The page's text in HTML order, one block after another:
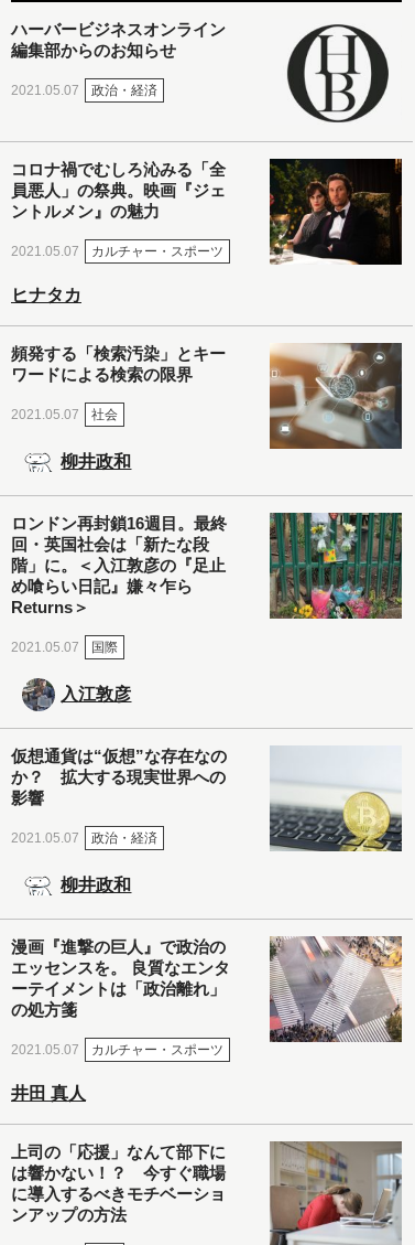
ハーバービジネスオンライン
編集部からのお知らせ
2021.05.07 政治・経済
コロナ禍でむしろ沁みる「全
員悪人」の祭典。映画『ジェ
ントルメン』の魅力
2021.05.07 カルチャー・スポーツ
ヒナタカ
頻発する「検索汚染」とキー
ワードによる検索の限界
2021.05.07 社会
柳井政和
ロンドン再封鎖16週目。最終
回・英国社会は「新たな段
階」に。＜入江敦彦の『足止
め喰らい日記』嫌々乍ら
Returns＞
2021.05.07 国際
入江敦彦
仮想通貨は“仮想”な存在なの
か？ 拡大する現実世界への
影響
2021.05.07 政治・経済
柳井政和
漫画『進撃の巨人』で政治の
エッセンスを。 良質なエンタ
ーテイメントは「政治離れ」
の処方箋
2021.05.07 カルチャー・スポーツ
井田 真人
上司の「応援」なんて部下に
は響かない！？ 今すぐ職場
に導入するべきモチベーショ
ンアップの方法